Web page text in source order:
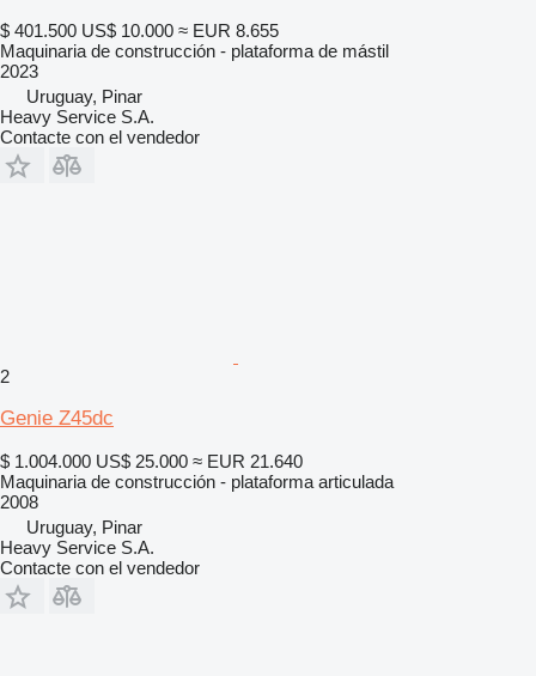
$ 401.500 US$ 10.000 ≈ EUR 8.655
Maquinaria de construcción - plataforma de mástil
2023
Uruguay, Pinar
Heavy Service S.A.
Contacte con el vendedor
2
Genie Z45dc
$ 1.004.000 US$ 25.000 ≈ EUR 21.640
Maquinaria de construcción - plataforma articulada
2008
Uruguay, Pinar
Heavy Service S.A.
Contacte con el vendedor